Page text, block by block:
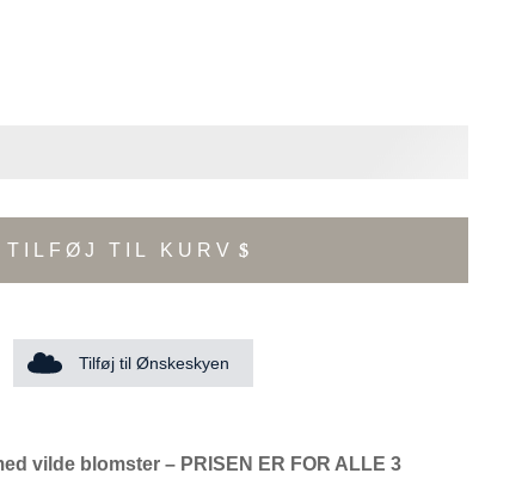
TILFØJ TIL KURV
Tilføj til Ønskeskyen
vilde blomster – PRISEN ER FOR ALLE 3